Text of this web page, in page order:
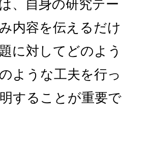
、自身の研究テー
内容を伝えるだけ
に対してどのよう
ような工夫を行っ
することが重要で